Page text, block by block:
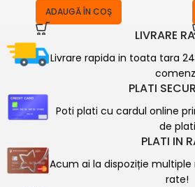
ADAUGĂ ÎN COȘ
LIVRARE
Livrare rapida in toata tara
PLATI
Poti plati cu cardul online
de plati
PLATI IN
Acum ai la dispoziție
rate!